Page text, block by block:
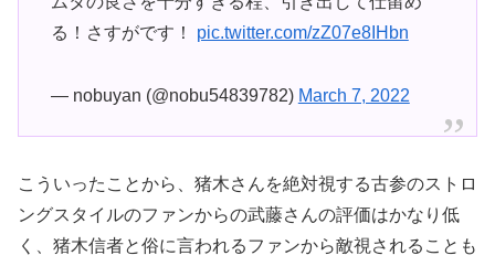
る！さすがです！ pic.twitter.com/zZ07e8IHbn
— nobuyan (@nobu54839782) March 7, 2022
こういったことから、猪木さんを絶対視する古参のストロ
ングスタイルのファンからの武藤さんの評価はかなり低
く、猪木信者と俗に言われるファンから敵視されることも